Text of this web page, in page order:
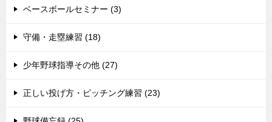
ベースボールセミナー (3)
守備・走塁練習 (18)
少年野球指導その他 (27)
正しい投げ方・ピッチング練習 (23)